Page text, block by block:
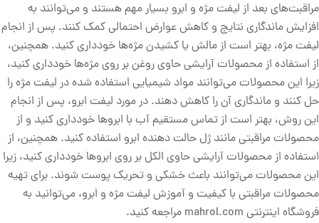
مراقبت‌های بعد از لیفت مژه و ابرو بسیار مهم هستند و می‌توانند به
افزایش ماندگاری نتایج و کاهش عوارض احتمالی کمک کنند. پس از انجام
لیفت مژه، بهتر است از مالش یا کشیدن مژه‌ها خودداری کنید. همچنین،
از استفاده از محصولات آرایشی حاوی روغن بر روی مژه‌ها خودداری کنید،
زیرا این محصولات می‌توانند مواد شیمیایی استفاده شده در لیفت مژه را
حل کنند و ماندگاری آن را کاهش دهند. در مورد لیفت ابرو، پس از انجام
این روش، بهتر است از تماس مستقیم آب با ابروها خودداری کنید و از
محصولات مراقبتی مانند ژل حالت دهنده ابرو استفاده کنید. همچنین، از
استفاده از محصولات آرایشی حاوی الکل بر روی ابروها خودداری کنید، زیرا
این محصولات می‌توانند باعث خشکی و تحریک پوست شوند. برای تهیه
محصولات مراقبتی با کیفیت و آموزش لیفت مژه و ابرو، می‌توانید به
فروشگاه اینترنتی mahrol.com مراجعه کنید.